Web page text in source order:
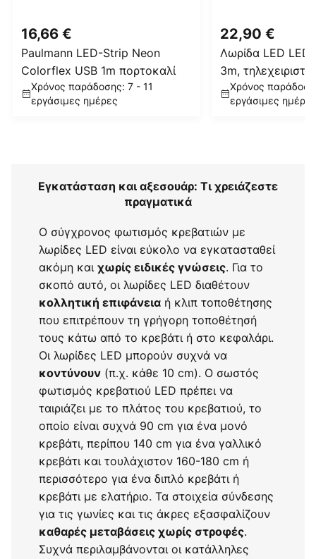
16,66 €
Paulmann LED-Strip Neon
Colorflex USB 1m πορτοκαλί
Χρόνος παράδοσης: 7 - 11
εργάσιμες ημέρες
22,90 €
Λωρίδα LED LED
3m,
Χρόνος
εργάσιμες ημέρες
Εγκατάσταση και αξεσουάρ: Τι χρειάζεστε
πραγματικά
Ο σύγχρονος φωτισμός κρεβατιών με
λωρίδες LED είναι εύκολο να εγκατασταθεί
ακόμη και χωρίς ειδικές γνώσεις. Για το
σκοπό αυτό, οι λωρίδες LED διαθέτουν
κολλητική επιφάνειαή κλιπ τοποθέτησης
που επιτρέπουν τη γρήγορη τοποθέτησή
τους κάτω από το κρεβάτι ή στο κεφαλάρι.
Οι λωρίδες LED μπορούν συχνά να
κοντύνουν(π.χ. κάθε 10 cm). Ο σωστός
φωτισμός κρεβατιού LED πρέπει να
ταιριάζει με το πλάτος του κρεβατιού, το
οποίο είναι συχνά 90 cm για ένα μονό
κρεβάτι, περίπου 140 cm για ένα γαλλικό
κρεβάτι και τουλάχιστον 160-180 cm ή
περισσότερο για ένα διπλό κρεβάτι ή
κρεβάτι με ελατήριο. Τα στοιχεία σύνδεσης
για τις γωνίες και τις άκρες εξασφαλίζουν
καθαρές μεταβάσεις χωρίς στροφές.
Συχνά περιλαμβάνονται οι κατάλληλες